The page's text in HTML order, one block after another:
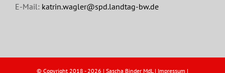
E-Mail: katrin.wagler@spd.landtag-bw.de
© Copyright 2018 - 2026 | Sascha Binder MdL | Impressum |